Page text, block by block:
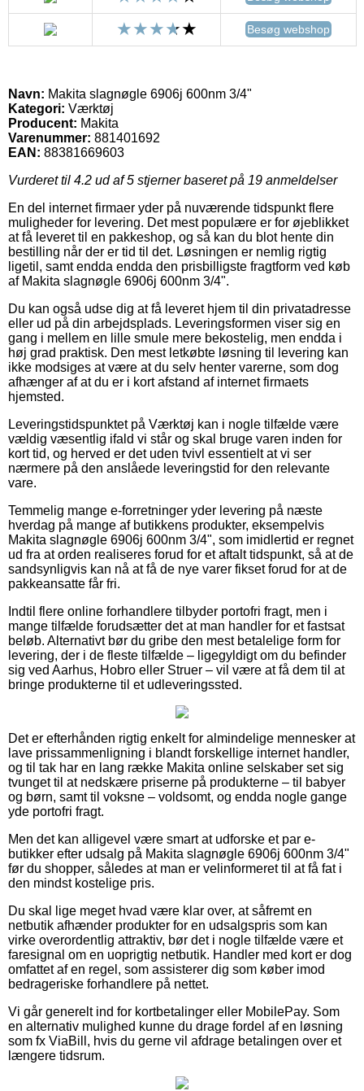
Besøg webshop
Navn: Makita slagnøgle 6906j 600nm 3/4"
Kategori: Værktøj
Producent: Makita
Varenummer: 881401692
EAN: 88381669603
Vurderet til 4.2 ud af 5 stjerner baseret på 19 anmeldelser
En del internet firmaer yder på nuværende tidspunkt flere
muligheder for levering. Det mest populære er for øjeblikket
at få leveret til en pakkeshop, og så kan du blot hente din
bestilling når der er tid til det. Løsningen er nemlig rigtig
ligetil, samt endda endda den prisbilligste fragtform ved køb
af Makita slagnøgle 6906j 600nm 3/4".
Du kan også udse dig at få leveret hjem til din privatadresse
eller ud på din arbejdsplads. Leveringsformen viser sig en
gang i mellem en lille smule mere bekostelig, men endda i
høj grad praktisk. Den mest letkøbte løsning til levering kan
ikke modsiges at være at du selv henter varerne, som dog
afhænger af at du er i kort afstand af internet firmaets
hjemsted.
Leveringstidspunktet på Værktøj kan i nogle tilfælde være
vældig væsentlig ifald vi står og skal bruge varen inden for
kort tid, og herved er det uden tvivl essentielt at vi ser
nærmere på den anslåede leveringstid for den relevante
vare.
Temmelig mange e-forretninger yder levering på næste
hverdag på mange af butikkens produkter, eksempelvis
Makita slagnøgle 6906j 600nm 3/4", som imidlertid er regnet
ud fra at orden realiseres forud for et aftalt tidspunkt, så at de
sandsynligvis kan nå at få de nye varer fikset forud for at de
pakkeansatte får fri.
Indtil flere online forhandlere tilbyder portofri fragt, men i
mange tilfælde forudsætter det at man handler for et fastsat
beløb. Alternativt bør du gribe den mest betalelige form for
levering, der i de fleste tilfælde – ligegyldigt om du befinder
sig ved Aarhus, Hobro eller Struer – vil være at få dem til at
bringe produkterne til et udleveringssted.
Det er efterhånden rigtig enkelt for almindelige mennesker at
lave prissammenligning i blandt forskellige internet handler,
og til tak har en lang række Makita online selskaber set sig
tvunget til at nedskære priserne på produkterne – til babyer
og børn, samt til voksne – voldsomt, og endda nogle gange
yde portofri fragt.
Men det kan alligevel være smart at udforske et par e-
butikker efter udsalg på Makita slagnøgle 6906j 600nm 3/4"
før du shopper, således at man er velinformeret til at få fat i
den mindst kostelige pris.
Du skal lige meget hvad være klar over, at såfremt en
netbutik afhænder produkter for en udsalgspris som kan
virke overordentlig attraktiv, bør det i nogle tilfælde være et
faresignal om en uoprigtig netbutik. Handler med kort er dog
omfattet af en regel, som assisterer dig som køber imod
bedrageriske forhandlere på nettet.
Vi går generelt ind for kortbetalinger eller MobilePay. Som
en alternativ mulighed kunne du drage fordel af en løsning
som fx ViaBill, hvis du gerne vil afdrage betalingen over et
længere tidsrum.